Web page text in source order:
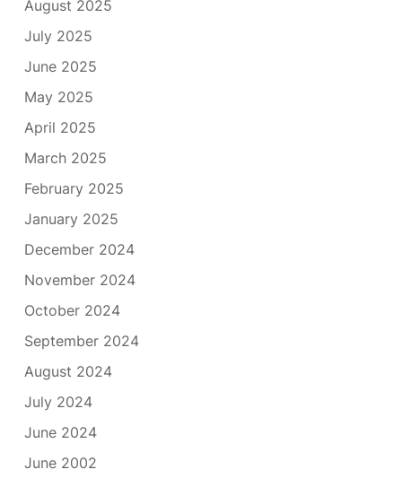
August 2025
July 2025
June 2025
May 2025
April 2025
March 2025
February 2025
January 2025
December 2024
November 2024
October 2024
September 2024
August 2024
July 2024
June 2024
June 2002